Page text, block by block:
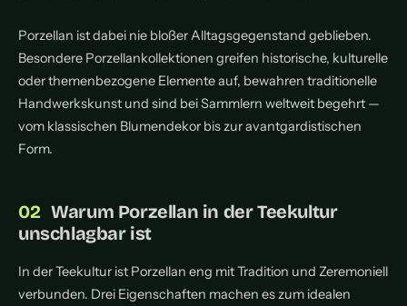
Porzellan ist dabei nie bloßer Alltagsgegenstand geblieben.
Besondere Porzellankollektionen greifen historische, kulturelle
oder themenbezogene Elemente auf, bewahren traditionelle
Handwerkskunst und sind bei Sammlern weltweit begehrt —
vom klassischen Blumendekor bis zur avantgardistischen
Form.
Warum Porzellan in der Teekultur
unschlagbar ist
In der Teekultur ist Porzellan eng mit Tradition und Zeremoniell
verbunden. Drei Eigenschaften machen es zum idealen